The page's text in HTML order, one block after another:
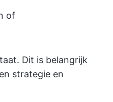
of
Dit is belangrijk
strategie en